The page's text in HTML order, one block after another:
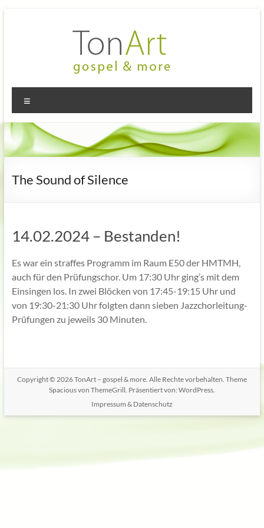
TonArt
–
gospel
&
more
Mein Chor
in
Hannover-
Linden
The Sound of Silence
14.02.2024 – Bestanden!
Es war ein straffes Programm im Raum E50 der HMTMH,
auch für den Prüfungschor. Um 17:30 Uhr ging’s mit dem
Einsingen los. In zwei Blöcken von 17:45-19:15 Uhr und
von 19:30-21:30 Uhr folgten dann sieben Jazzchorleitung-
Prüfungen zu jeweils 30 Minuten.
Copyright © 2026TonArt – gospel & more. Alle Rechte vorbehalten. Theme
Spaciousvon ThemeGrill. Präsentiert von: WordPress.
Impressum & Datenschutz